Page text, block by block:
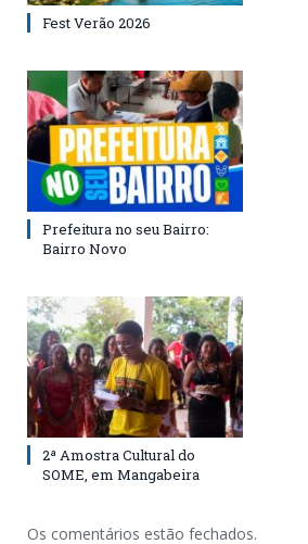
Fest Verão 2026
Prefeitura no seu Bairro:
Bairro Novo
2ª Amostra Cultural do
SOME, em Mangabeira
Os comentários estão fechados.